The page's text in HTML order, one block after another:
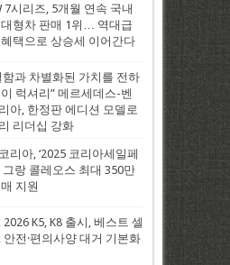
7시리즈, 5개월 연속 국내
대형차 판매 1위… 역대급
택으로 상승세 이어간다
함과 차별화된 가치를 전하
럭셔리” 메르세데스-벤
아, 한정판 에디션 모델로
리더십 강화
리아, ‘2025 코리아세일페
그랑 콜레오스 최대 350만
지원
2026 K5, K8 출시, 베스트 셀
안전·편의사양 대거 기본화